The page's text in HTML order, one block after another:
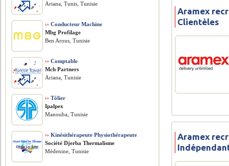
Aramex
Clientèles
Aramex
Ariana, Tunis, Tunisie
›› Conducteur Machine
Mbg Profilage
Ben Arous, Tunisie
›› Comptable
Mch Partners
Ariana, Tunisie
›› Tôlier
Ipalpex
Manouba, Tunisie
›› Kinésithérapeute Physiothérapeute
Société Djerba Thermalisme
Médenine, Tunisie